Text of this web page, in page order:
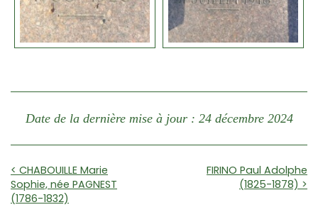
Date de la dernière mise à jour : 24 décembre 2024
< CHABOUILLE Marie
Sophie, née PAGNEST
(1786-1832)
FIRINO Paul Adolphe
(1825-1878) >